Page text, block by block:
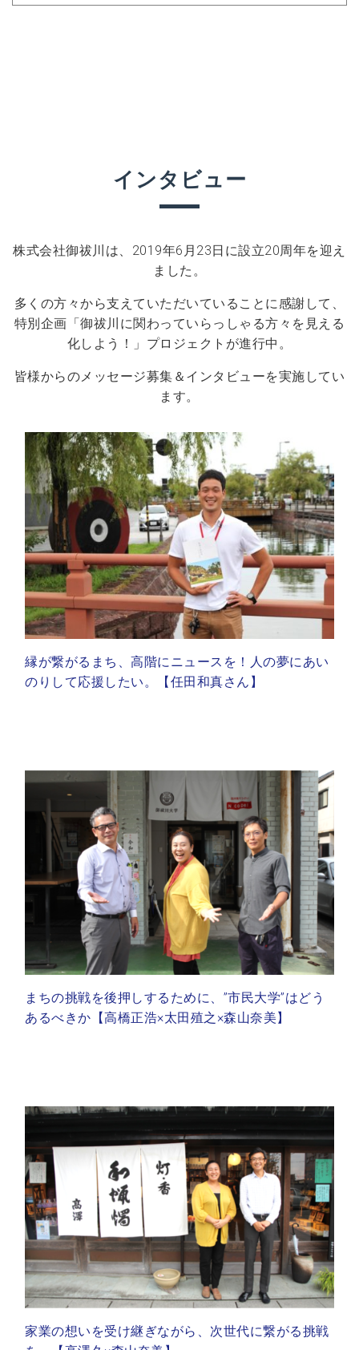
インタビュー
株式会社御祓川は、2019年6月23日に設立20周年を迎え
ました。
多くの方々から支えていただいていることに感謝して、
特別企画「御祓川に関わっていらっしゃる方々を見える
化しよう！」プロジェクトが進行中。
皆様からのメッセージ募集＆インタビューを実施してい
ます。
縁が繋がるまち、高階にニュースを！人の夢にあい
のりして応援したい。【任田和真さん】
まちの挑戦を後押しするために、”市民大学”はどう
あるべきか【高橋正浩×太田殖之×森山奈美】
家業の想いを受け継ぎながら、次世代に繋がる挑戦